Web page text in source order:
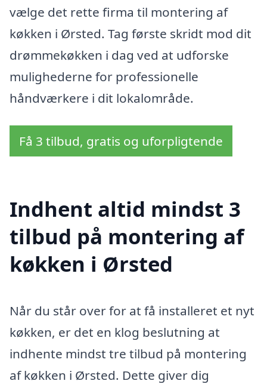
vælge det rette firma til montering af
køkken i Ørsted. Tag første skridt mod dit
drømmekøkken i dag ved at udforske
mulighederne for professionelle
håndværkere i dit lokalområde.
Få 3 tilbud, gratis og uforpligtende
Indhent altid mindst 3
tilbud på montering af
køkken i Ørsted
Når du står over for at få installeret et nyt
køkken, er det en klog beslutning at
indhente mindst tre tilbud på montering
af køkken i Ørsted. Dette giver dig